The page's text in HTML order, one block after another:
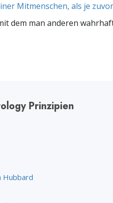
Mitmenschen, als je
dem man anderen
Prinzipien
Hubbard